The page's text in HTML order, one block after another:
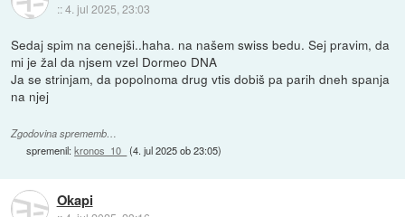
::4. jul 2025, 23:03
Sedaj spim na cenejši..haha. na našem swiss bedu. Sej pravim, da
mi je žal da njsem vzel Dormeo DNA
Ja se strinjam, da popolnoma drug vtis dobiš pa parih dneh spanja
na njej
Zgodovina sprememb…
spremenil:kronos_10_ (4. jul 2025 ob 23:05)
Okapi